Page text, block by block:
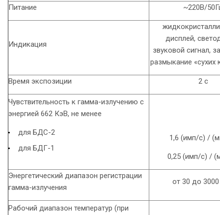
Питание ~220В/
Индикация
дисплей,
звуковой сигнал,
размыкание «сухих
Время экспозиции 2 с
Чувствительность к гамма-излучению с
энергией 662 КэВ, не менее
для БДС-2
для БДГ-1
1,6 (имп/с) /
0,25 (имп/с) /
Энергетический диапазон регистрации
гамма-излучения
от 30 до
Рабочий диапазон температур (при